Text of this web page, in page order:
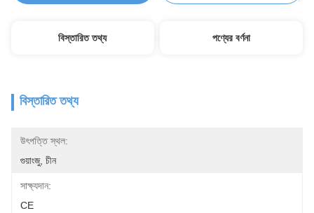
বিস্তারিত তথ্য পণ্যের বর্ণনা
বিস্তারিত তথ্য
উৎপত্তি স্থল:
গুয়াংজু, চীন
সাক্ষ্যদান:
CE